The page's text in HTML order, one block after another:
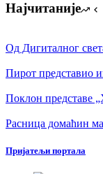
Најчитаније
Од Дигиталног
Пирот представио
Поклон представе
Расница домаћин
Пријатељи портала